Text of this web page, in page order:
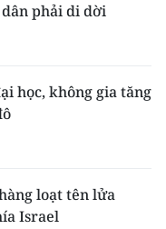
phải di dời
học, không gia tăng
loạt tên lửa
Israel